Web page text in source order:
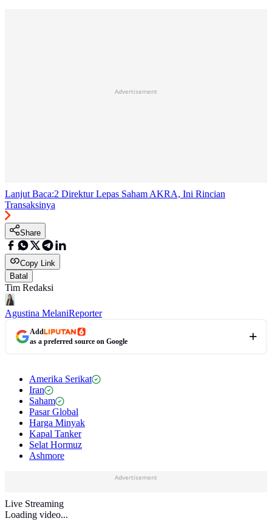
Advertisement
Lanjut Baca:2 Direktur Lepas Saham AKRA, Ini Rincian
Transaksinya
Share
Copy Link
Batal
Tim Redaksi
Agustina MelaniReporter
Add
as a preferred source on Google
Amerika Serikat
Iran
Saham
Pasar Global
Harga Minyak
Kapal Tanker
Selat Hormuz
Ashmore
Advertisement
Live Streaming
Loading video...